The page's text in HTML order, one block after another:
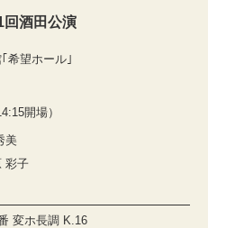
酒田公演
希望ホール｣
開場）
美
彩子
変ホ長調 K.16